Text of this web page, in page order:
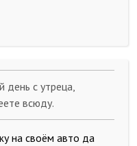
день с утреца,
всюду.
на своём авто да